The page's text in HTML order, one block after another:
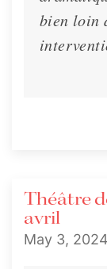
bien loin
Théâtre
avril
May 3, 2024